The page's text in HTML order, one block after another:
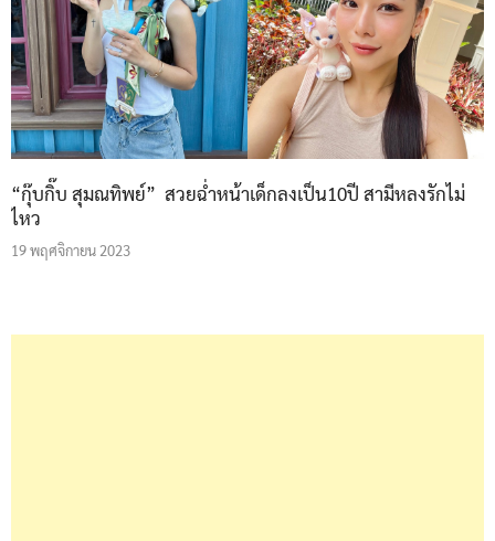
“กุ๊บกิ๊บ สุมณทิพย์” สวยฉ่ำหน้าเด็กลงเป็น10ปี สามีหลงรักไม่
ไหว
19 พฤศจิกายน 2023